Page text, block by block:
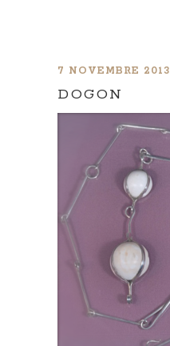
7 NOVEMBRE 2013
DOGON